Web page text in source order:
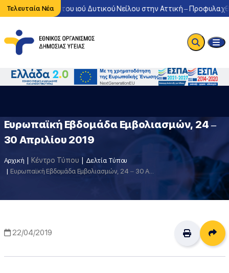
Τελευταία Νέα
κυκλοφορία του ιού Δυτικού Νείλου στην Αττική –
Ευρωπαϊκή Εβδομάδα Εμβολιασμών, 24 –
30 Απριλίου 2019
Αρχική Κέντρο Τύπου
Δελτία Τύπου
22/04/2019